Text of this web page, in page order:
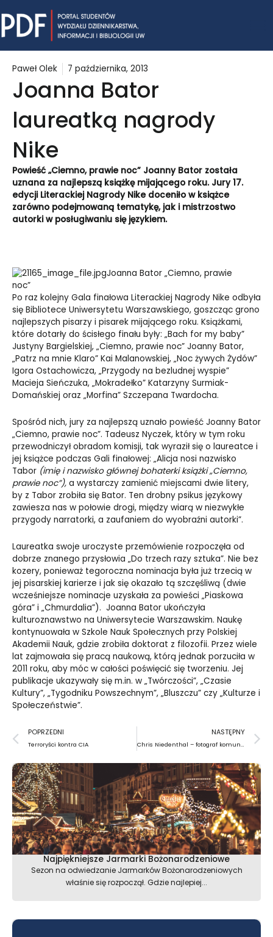
to
content
Paweł Olek 7 października, 2013
Joanna Bator
laureatką nagrody
Nike
Powieść „Ciemno, prawie noc” Joanny Bator została
uznana za najlepszą książkę mijającego roku. Jury 17.
edycji Literackiej Nagrody Nike doceniło w książce
zarówno podejmowaną tematykę, jak i mistrzostwo
autorki w posługiwaniu się językiem.
Joanna Bator „Ciemno, prawie
noc”
Po raz kolejny Gala finałowa Literackiej Nagrody Nike odbyła
się Bibliotece Uniwersytetu Warszawskiego, goszcząc grono
najlepszych pisarzy i pisarek mijającego roku. Książkami,
które dotarły do ścisłego finału były: „Bach for my baby”
Justyny Bargielskiej, „Ciemno, prawie noc” Joanny Bator,
„Patrz na mnie Klaro” Kai Malanowskiej, „Noc żywych Żydów”
Igora Ostachowicza, „Przygody na bezludnej wyspie”
Macieja Sieńczuka, „Mokradełko” Katarzyny Surmiak-
Domańskiej oraz „Morfina” Szczepana Twardocha.
Spośród nich, jury za najlepszą uznało powieść Joanny Bator
„Ciemno, prawie noc”. Tadeusz Nyczek, który w tym roku
przewodniczył obradom komisji, tak wyraził się o laureatce i
jej książce podczas Gali finałowej: „Alicja nosi nazwisko
Tabor (imię i nazwisko głównej bohaterki książki „Ciemno,
prawie noc”), a wystarczy zamienić miejscami dwie litery,
by z Tabor zrobiła się Bator. Ten drobny psikus językowy
zawiesza nas w połowie drogi, między wiarą w niezwykłe
przygody narratorki, a zaufaniem do wyobraźni autorki”.
Laureatka swoje uroczyste przemówienie rozpoczęła od
dobrze znanego przysłowia „Do trzech razy sztuka”. Nie bez
kozery, ponieważ tegoroczna nominacja była już trzecią w
jej pisarskiej karierze i jak się okazało tą szczęśliwą (dwie
wcześniejsze nominacje uzyskała za powieści „Piaskowa
góra” i „Chmurdalia”). Joanna Bator ukończyła
kulturoznawstwo na Uniwersytecie Warszawskim. Naukę
kontynuowała w Szkole Nauk Społecznych przy Polskiej
Akademii Nauk, gdzie zrobiła doktorat z filozofii. Przez wiele
lat zajmowała się pracą naukową, którą jednak porzuciła w
2011 roku, aby móc w całości poświęcić się tworzeniu. Jej
publikacje ukazywały się m.in. w „Twórczości”, „Czasie
Kultury”, „Tygodniku Powszechnym”, „Bluszczu” czy „Kulturze i
Społeczeństwie”.
Prev
POPRZEDNI
Terroryści kontra CIA
NASTĘPNY
Chris Niedenthal – fotograf komunizmu
Najpiękniejsze Jarmarki Bożonarodzeniowe
Sezon na odwiedzanie Jarmarków Bożonarodzeniowych
właśnie się rozpoczął. Gdzie najlepiej...